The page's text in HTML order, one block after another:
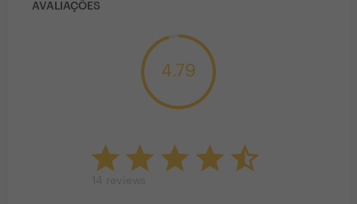
AVALIAÇÕES
4.79